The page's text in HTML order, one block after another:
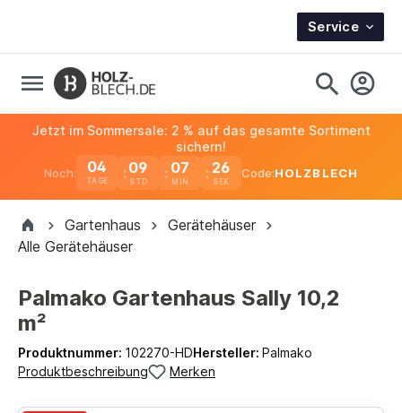
Service
Noch: 04
TAGE
09 07 25
Jetzt im Sommersale: 2 % auf das gesamte Sortiment
sichern!
Code:HOLZBLECH
Gartenhaus
Gerätehäuser
Alle Gerätehäuser
Palmako Gartenhaus Sally 10,2
m²
Produktnummer: 102270-HDHersteller: Palmako
Produktbeschreibung
Merken